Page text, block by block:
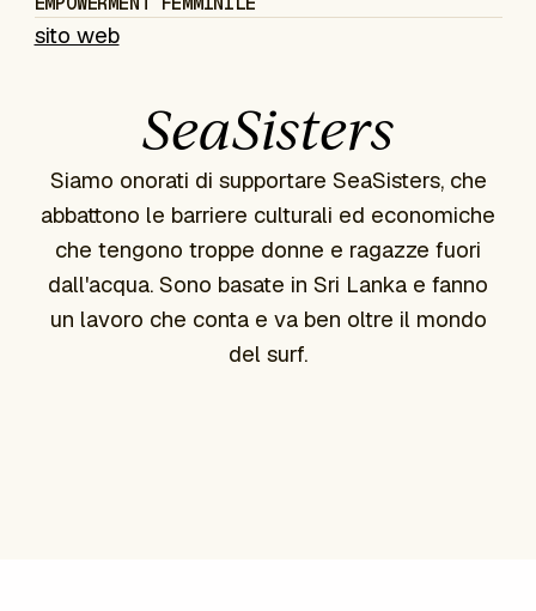
sito web
SeaSisters
Siamo onorati di supportare SeaSisters, che
abbattono le barriere culturali ed economiche
che tengono troppe donne e ragazze fuori
dall'acqua. Sono basate in Sri Lanka e fanno
un lavoro che conta e va ben oltre il mondo
del surf.